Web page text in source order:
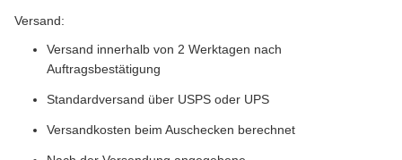
Versand:
Versand innerhalb von 2 Werktagen nach
Auftragsbestätigung
Standardversand über USPS oder UPS
Versandkosten beim Auschecken berechnet